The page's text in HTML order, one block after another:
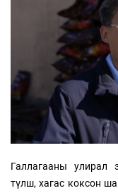
Галлагааны улирал
түлш, хагас коксон